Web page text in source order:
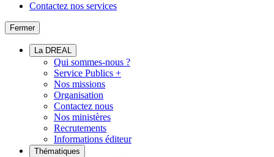
Contactez nos services
Fermer
La DREAL
Qui sommes-nous ?
Service Publics +
Nos missions
Organisation
Contactez nous
Nos ministères
Recrutements
Informations éditeur
Thématiques